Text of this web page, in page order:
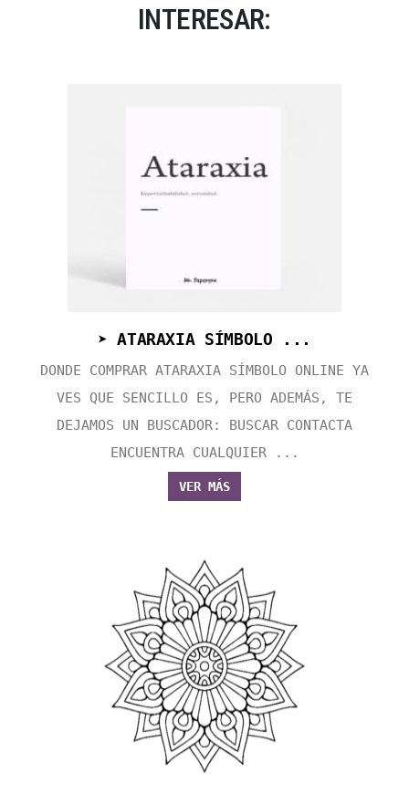
INTERESAR:
➤ ATARAXIA SÍMBOLO ...
DONDE COMPRAR ATARAXIA SÍMBOLO ONLINE YA
VES QUE SENCILLO ES, PERO ADEMÁS, TE
DEJAMOS UN BUSCADOR: BUSCAR CONTACTA
ENCUENTRA CUALQUIER ...
VER MÁS